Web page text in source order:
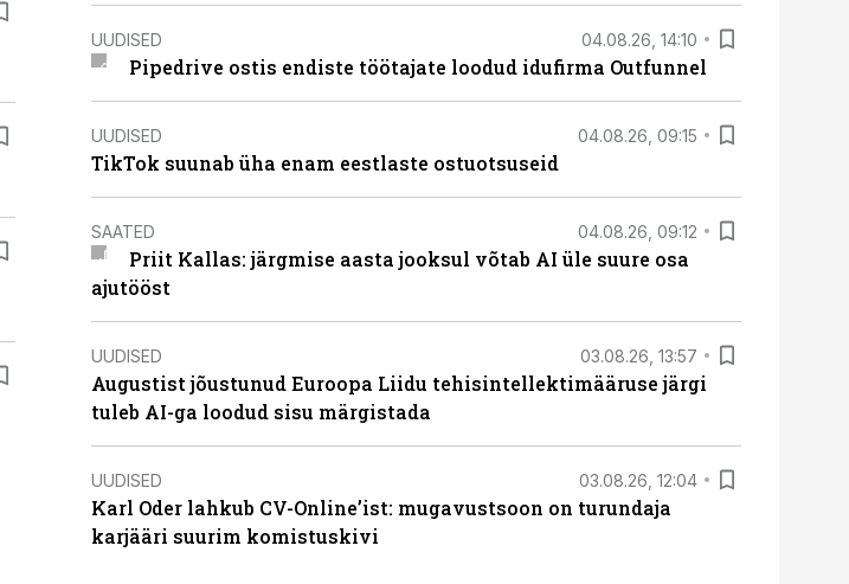
UUDISED 04.08.26, 14:10
Pipedrive ostis endiste töötajate loodud idufirma Outfunnel
UUDISED 04.08.26, 09:15
TikTok suunab üha enam eestlaste ostuotsuseid
SAATED 04.08.26, 09:12
Priit Kallas: järgmise aasta jooksul võtab AI üle suure osa
ajutööst
UUDISED 03.08.26, 13:57
Augustist jõustunud Euroopa Liidu tehisintellektimääruse järgi
tuleb AI-ga loodud sisu märgistada
UUDISED 03.08.26, 12:04
Karl Oder lahkub CV-Online’ist: mugavustsoon on turundaja
karjääri suurim komistuskivi